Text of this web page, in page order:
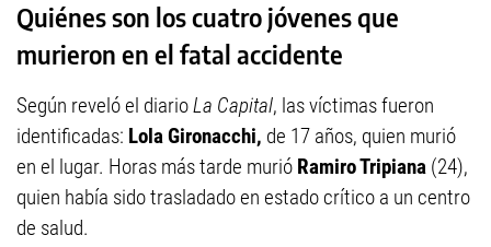
Quiénes son los cuatro jóvenes que
murieron en el fatal accidente
Según reveló el diarioLa Capital, las víctimas fueron
identificadas: Lola Gironacchi, de 17 años, quien murió
en el lugar. Horas más tarde murió Ramiro Tripiana (24),
quien había sido trasladado en estado crítico a un centro
de salud.